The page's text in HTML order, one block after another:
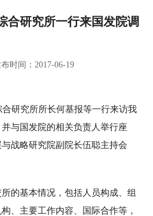
合研究所一行来国发院调
布时间：2017-06-19
研究所所长何基报等一行来访我
与国发院的相关负责人举行座
战略研究院副院长伍聪主持会
的基本情况，包括人员构成、组
、主要工作内容、国际合作等，